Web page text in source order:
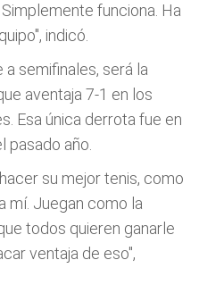
funciona. Ha
indicó.
a semifinales, será la
aventaja 7-1 en los
Esa única derrota fue en
pasado año.
su mejor tenis, como
mí. Juegan como la
todos quieren ganarle
ventaja de eso",